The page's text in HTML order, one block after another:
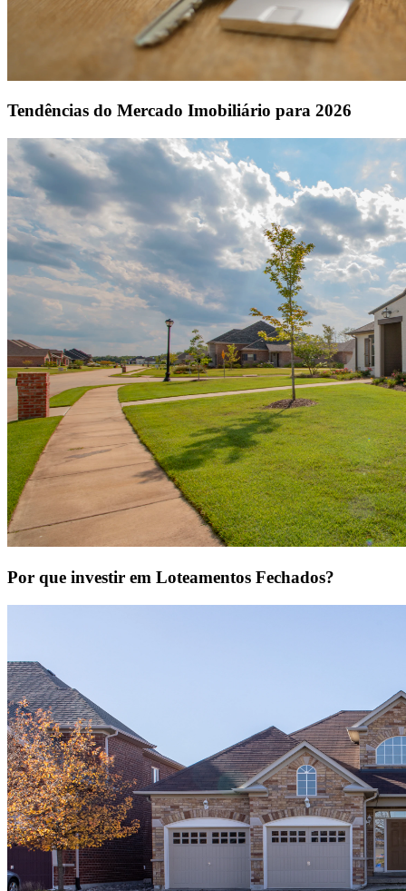
Tendências do Mercado Imobiliário para 2026
Por que investir em Loteamentos Fechados?